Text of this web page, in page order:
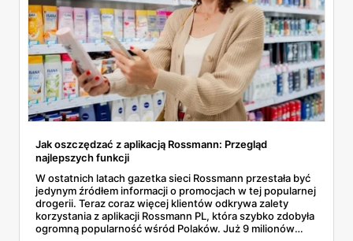
Jak oszczędzać z aplikacją Rossmann: Przegląd
najlepszych funkcji
W ostatnich latach gazetka sieci Rossmann przestała być
jedynym źródłem informacji o promocjach w tej popularnej
drogerii. Teraz coraz więcej klientów odkrywa zalety
korzystania z aplikacji Rossmann PL, która szybko zdobyła
ogromną popularność wśród Polaków. Już 9 milionów